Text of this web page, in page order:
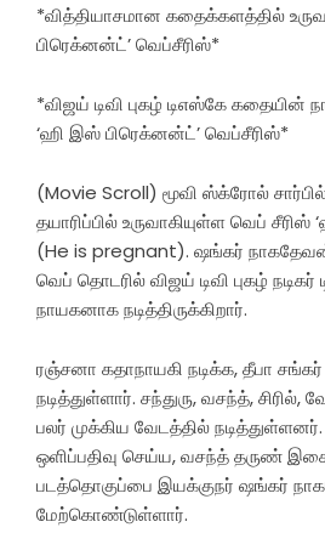
*வித்தியாசமான கதைக்களத்தில்
பிரெக்னன்ட்’ வெப்சீரிஸ்*
*விஜய் டிவி புகழ் டிஎஸ்கே கதையின்
‘ஹி இஸ் பிரெக்னன்ட்’ வெப்சீரிஸ்*
(Movie Scroll) மூவி ஸ்க்ரோல்
தயாரிப்பில் உருவாகியுள்ள வெப்
(He is pregnant). ஷங்கர்
வெப் தொடரில் விஜய் டிவி புகழ்
நாயகனாக நடித்திருக்கிறார்.
ரஞ்சனா கதாநாயகி நடிக்க, தீபா
நடித்துள்ளார். சந்துரு, வசந்த், சிரில்,
பலர் முக்கிய வேடத்தில்
ஒளிப்பதிவு செய்ய, வசந்த் தருண்
படத்தொகுப்பை இயக்குநர் ஷங்கர்
மேற்கொண்டுள்ளார்.